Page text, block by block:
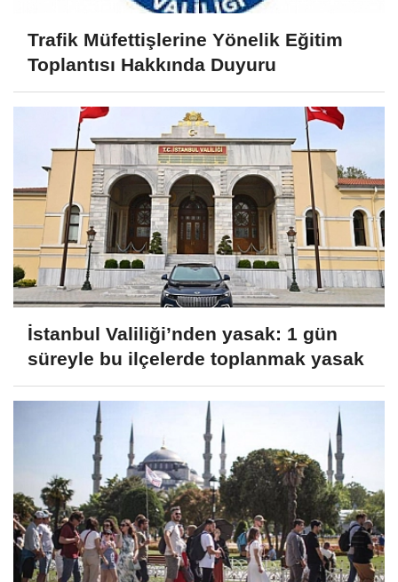
Trafik Müfettişlerine Yönelik Eğitim
Toplantısı Hakkında Duyuru
İstanbul Valiliği’nden yasak: 1 gün
süreyle bu ilçelerde toplanmak yasak